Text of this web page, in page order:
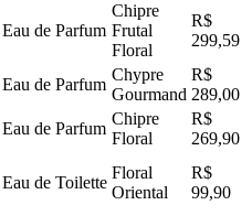
Eau de Parfum
Chipre
Frutal
Floral
R$
299,59
Eau de Parfum
Chypre
Gourmand
R$
289,00
Eau de Parfum
Chipre
Floral
R$
269,90
Eau de Toilette
Floral
Oriental
R$
99,90